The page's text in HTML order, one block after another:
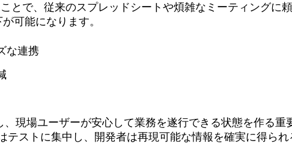
で、従来のスプレッドシートや煩雑なミーティングに
可能になります。
な連携
現場ユーザーが安心して業務を遂行できる状態を作る
ストに集中し、開発者は再現可能な情報を確実に得ら